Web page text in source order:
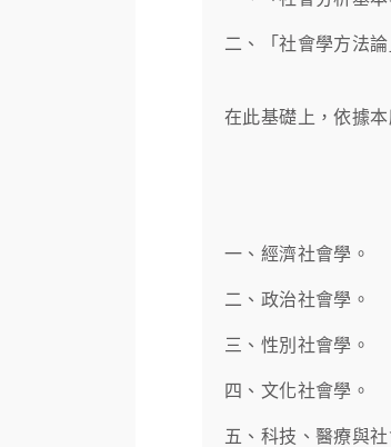
二、「社會學方法論
在此基礎上，依據
一、經濟社會學。
二、政治社會學。
三、性別社會學。
四、文化社會學。
五、科技、醫療與社